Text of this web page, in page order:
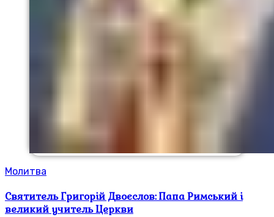
Молитва
Святитель Григорій Двоєслов: Папа Римський і
великий учитель Церкви